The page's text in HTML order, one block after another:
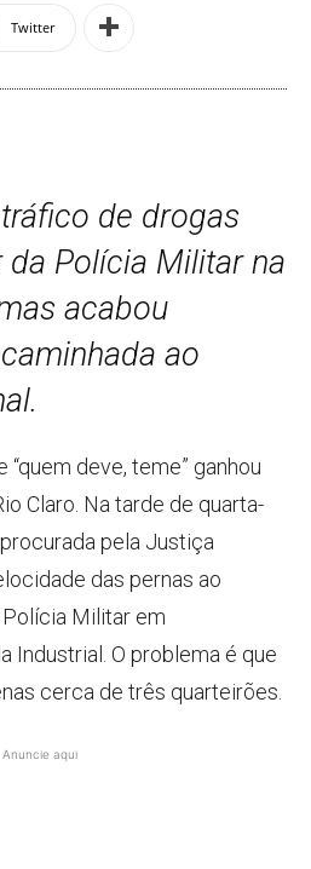
Twitter
de drogas
Polícia Militar na
acabou
ao
deve, teme” ganhou
Claro. Na tarde de quarta-
pela Justiça
das pernas ao
Militar em
Industrial. O problema é que
cerca de três quarteirões.
Anuncie aqui